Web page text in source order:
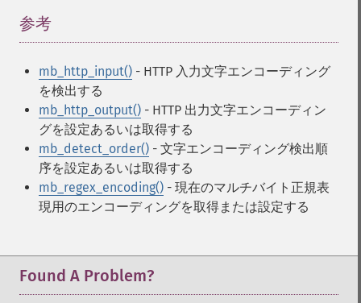
参考
mb_http_input() - HTTP 入力文字エンコーディング
を検出する
mb_http_output() - HTTP 出力文字エンコーディン
グを設定あるいは取得する
mb_detect_order() - 文字エンコーディング検出順
序を設定あるいは取得する
mb_regex_encoding() - 現在のマルチバイト正規表
現用のエンコーディングを取得または設定する
Found A Problem?